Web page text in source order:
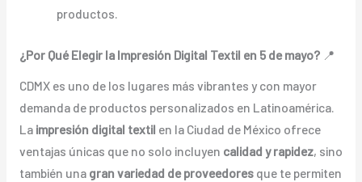
productos.
¿Por Qué Elegir la Impresión Digital Textil en 5 de mayo?📍
CDMX es uno de los lugares más vibrantes y con mayor
demanda de productos personalizados en Latinoamérica.
La impresión digital textil en la Ciudad de México ofrece
ventajas únicas que no solo incluyen calidad y rapidez, sino
también una gran variedad de proveedoresque te permiten